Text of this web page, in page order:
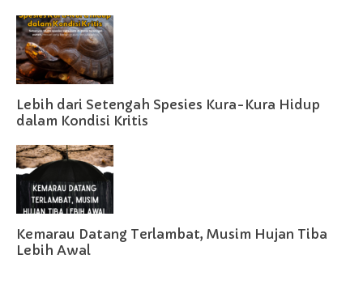
Lebih dari Setengah Spesies Kura-Kura Hidup
dalam Kondisi Kritis
Kemarau Datang Terlambat, Musim Hujan Tiba
Lebih Awal